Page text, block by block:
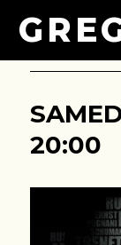
20:00